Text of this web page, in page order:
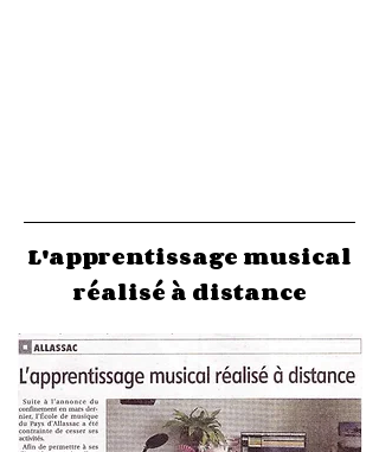
L'apprentissage musical
réalisé à distance